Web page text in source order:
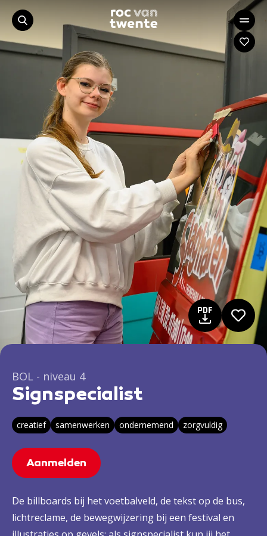
BOL - niveau 4
Signspecialist
creatief samenwerken ondernemend zorgvuldig
Aanmelden
De billboards bij het voetbalveld, de tekst op de bus,
lichtreclame, de bewegwijzering bij een festival en